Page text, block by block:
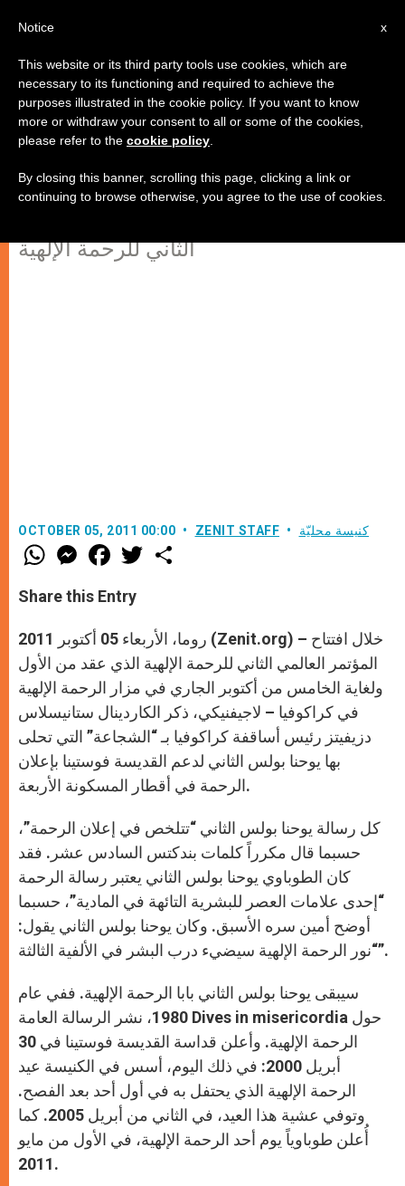
مؤتمر الرحمة تحت شعار يوحنا بولس
الثاني
الثاني للرحمة الإلهية
OCTOBER 05, 2011 00:00 ZENIT STAFF كنيسة محليّة
W
h
t
s
p
p
M
e
s
e
g
e
r
F
a
e
b
o
k
w
Share this Entry
روما، الأربعاء 05 أكتوبر 2011 (Zenit.org) – خلال افتتاح
المؤتمر العالمي الثاني للرحمة الإلهية الذي عقد من الأول
ولغاية الخامس من أكتوبر الجاري في مزار الرحمة الإلهية
في كراكوفيا – لاجيفنيكي، ذكر الكاردينال ستانيسلاس
دزيفيتز رئيس أساقفة كراكوفيا بـ “الشجاعة” التي تحلى
بها يوحنا بولس الثاني لدعم القديسة فوستينا بإعلان
الرحمة في أقطار المسكونة الأربعة.
كل رسالة يوحنا بولس الثاني “تتلخص في إعلان الرحمة”،
حسبما قال مكرراً كلمات بندكتس السادس عشر. فقد
كان الطوباوي يوحنا بولس الثاني يعتبر رسالة الرحمة
“إحدى علامات العصر للبشرية التائهة في المادية”، حسبما
أوضح أمين سره الأسبق. وكان يوحنا بولس الثاني يقول:
“نور الرحمة الإلهية سيضيء درب البشر في الألفية الثالثة”.
سيبقى يوحنا بولس الثاني بابا الرحمة الإلهية. ففي عام
1980، نشر الرسالة العامة Dives in misericordia حول
الرحمة الإلهية. وأعلن قداسة القديسة فوستينا في 30
أبريل 2000: في ذلك اليوم، أسس في الكنيسة عيد
الرحمة الإلهية الذي يحتفل به في أول أحد بعد الفصح.
وتوفي عشية هذا العيد، في الثاني من أبريل 2005. كما
أُعلن طوباوياً يوم أحد الرحمة الإلهية، في الأول من مايو
2011.
x
Notice
This website or its third party tools use cookies, which are
necessary to its functioning and required to achieve the
purposes illustrated in the cookie policy. If you want to know
more or withdraw your consent to all or some of the cookies,
please refer to the cookie policy
By closing this banner, scrolling this page, clicking a link or
continuing to browse otherwise, you agree to the use of cookies.